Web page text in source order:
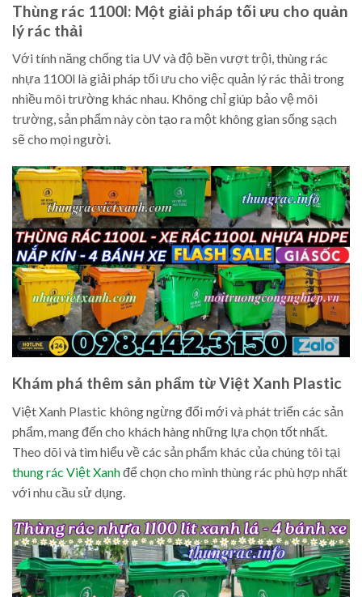
Thùng rác 1100l: Một giải pháp tối ưu cho quản
lý rác thải
Với tính năng chống tia UV và độ bền vượt trội, thùng rác
nhựa 1100l là giải pháp tối ưu cho việc quản lý rác thải trong
nhiều môi trường khác nhau. Không chỉ giúp bảo vệ môi
trường, sản phẩm này còn tạo ra một không gian sống sạch
sẽ cho mọi người.
Khám phá thêm sản phẩm từ Việt Xanh Plastic
Việt Xanh Plastic không ngừng đổi mới và phát triển các sản
phẩm, mang đến cho khách hàng những lựa chọn tốt nhất.
Theo dõi và tìm hiểu về các sản phẩm khác của chúng tôi tại
thung rác Việt Xanhđể chọn cho mình thùng rác phù hợp nhất
với nhu cầu sử dụng.